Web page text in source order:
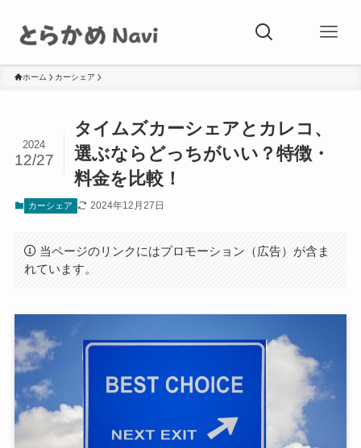
ホーム カーシェア
タイムズカーシェアとカレコ、
選ぶならどっちがいい？特徴・
料金を比較！
2024
12/27
カーシェア 2024年12月27日
当ページのリンクにはプロモーション（広告）が含ま
れています。